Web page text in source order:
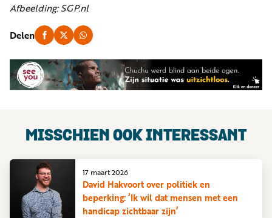
Afbeelding: SGP.nl
Delen
MISSCHIEN OOK INTERESSANT
David Hakvoort over politiek en
beperking: ‘Ik wil dat mensen met een
handicap zichtbaar zijn’
17 maart 2026